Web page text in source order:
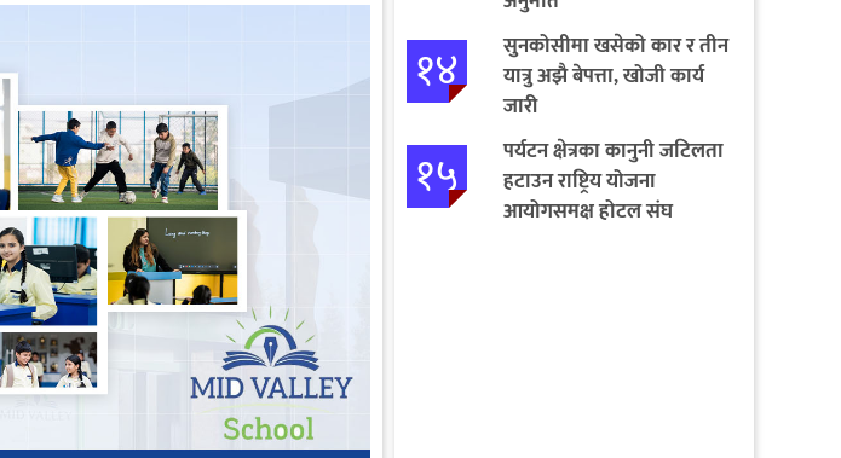
१४
सुनकोसीमा खसेको कार र तीन
यात्रु अझै बेपत्ता, खोजी कार्य
जारी
१५
पर्यटन क्षेत्रका कानुनी जटिलता
हटाउन राष्ट्रिय योजना
आयोगसमक्ष होटल संघ